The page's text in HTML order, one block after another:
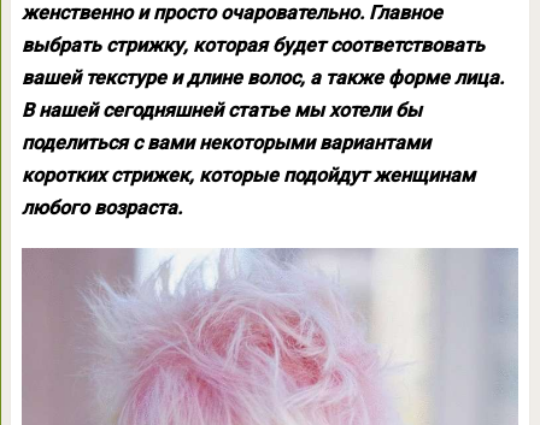
женственно и просто очаровательно. Главное
выбрать стрижку, которая будет соответствовать
вашей текстуре и длине волос, а также форме лица.
В нашей сегодняшней статье мы хотели бы
поделиться с вами некоторыми вариантами
коротких стрижек, которые подойдут женщинам
любого возраста.